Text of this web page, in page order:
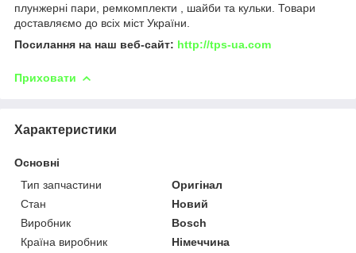
плунжерні пари, ремкомплекти , шайби та кульки. Товари
доставляємо до всіх міст України.
Посилання на наш веб-сайт: http://tps-ua.com
Приховати
Характеристики
Основні
Тип запчастини
Оригінал
Стан
Новий
Виробник
Bosch
Країна виробник
Німеччина